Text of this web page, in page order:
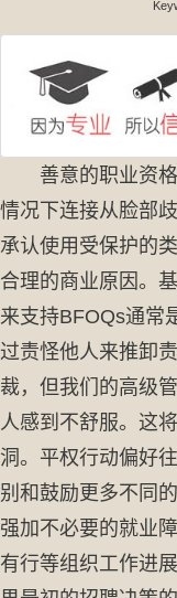
善意的职业资
情况下连接从脸部
承认使用受保护的
合理的商业原因。
来支持BFOQs通常
过责怪他人来推卸
裁，但我们的高级
人感到不舒服。这
洞。平权行动偏好
别和鼓励更多不同
强加不必要的就业
有行等组织工作进